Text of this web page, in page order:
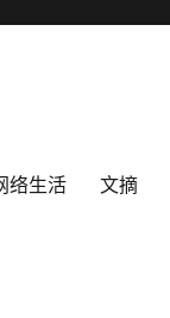
络生活 文摘